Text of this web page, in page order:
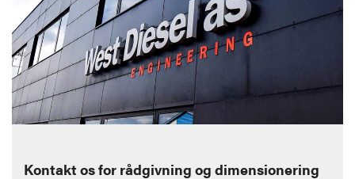
Kontakt os for rådgivning og dimensionering